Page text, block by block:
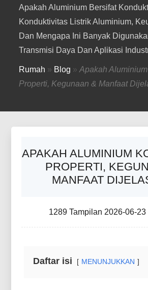
Apakah Aluminium Bersifat
Konduktivitas Listrik Aluminium,
Dan Mengapa Ini Banyak
Transmisi Daya Dan Aplikasi
Rumah » Blog »Apakah
Properti, Kegunaan & Manfaat
APAKAH ALUMINIUM
PROPERTI,
MANFAAT
1289 Tampilan 2026-06-23
Daftar isi MENUNJUKKAN